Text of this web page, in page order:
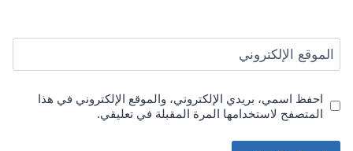
الموقع الإلكتروني
احفظ اسمي، بريدي الإلكتروني، والموقع الإلكتروني في هذا
المتصفح لاستخدامها المرة المقبلة في تعليقي.